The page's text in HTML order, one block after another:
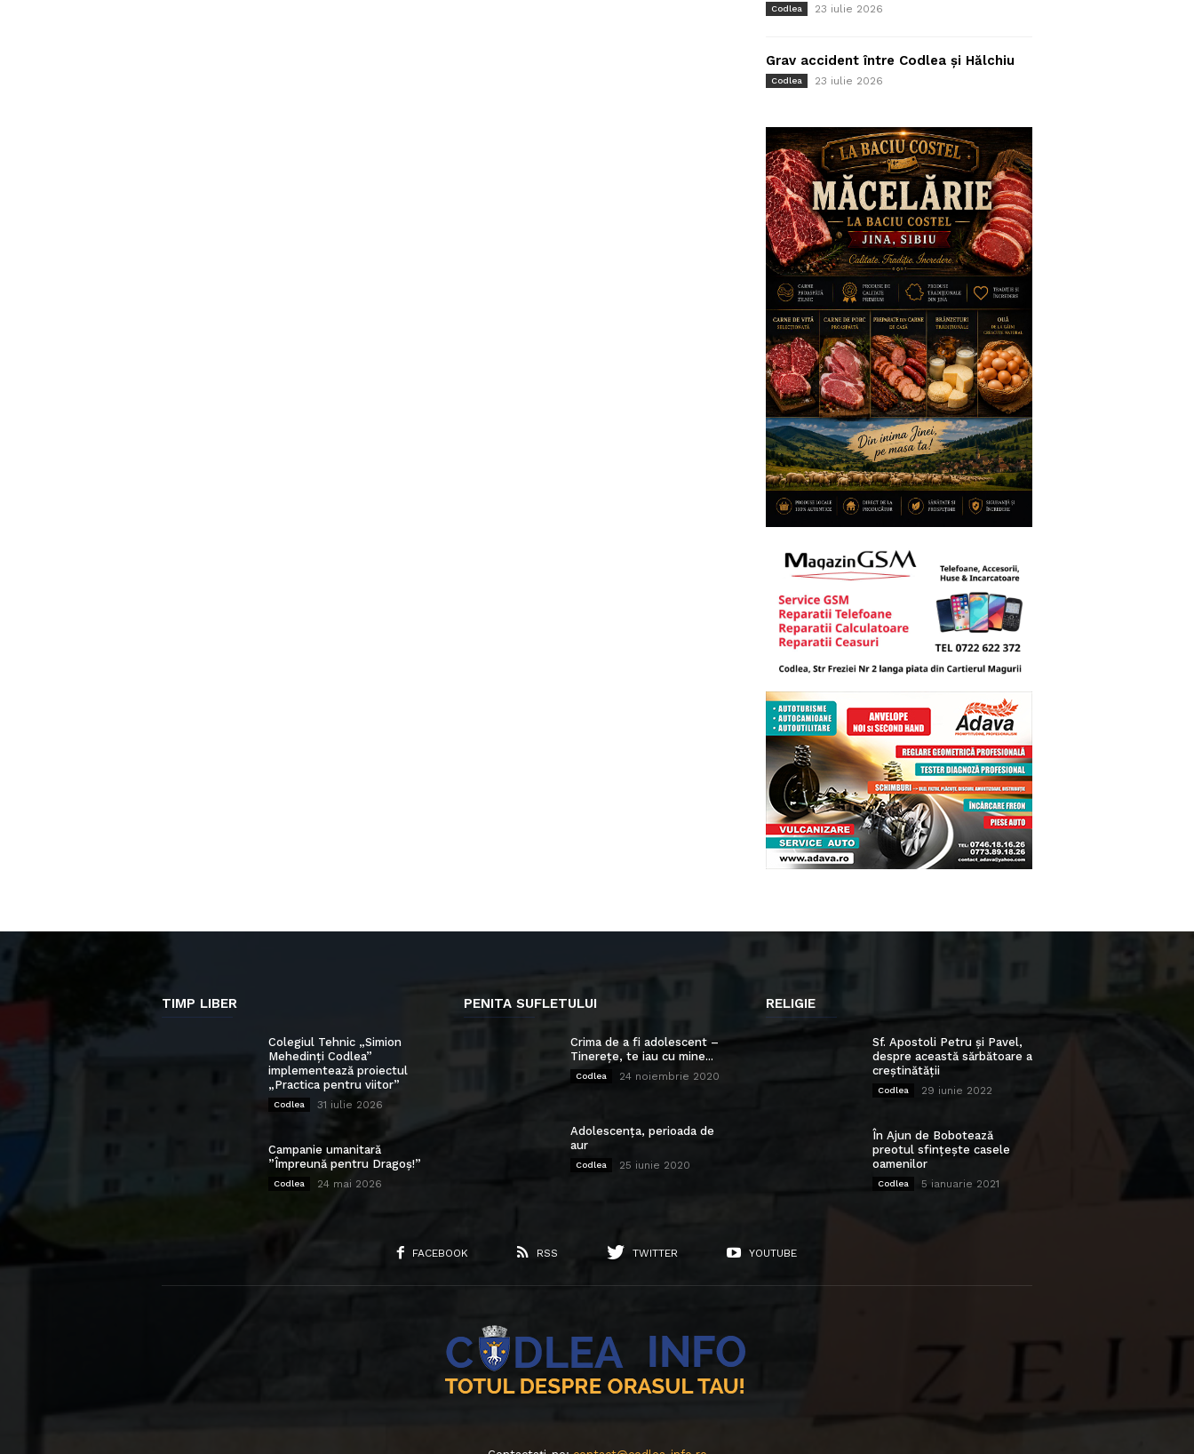
Codlea 23 iulie 2026
Grav accident între Codlea și Hălchiu
Codlea 23 iulie 2026
TIMP LIBER
Colegiul Tehnic „Simion
Mehedinți Codlea”
implementează proiectul
„Practica pentru viitor”
Codlea 31 iulie 2026
Campanie umanitară
”Împreună pentru Dragoș!”
Codlea 24 mai 2026
PENITA SUFLETULUI
Crima de a fi adolescent –
Tinerețe, te iau cu mine...
Codlea 24 noiembrie 2020
Adolescența, perioada de
aur
Codlea 25 iunie 2020
RELIGIE
Sf. Apostoli Petru și Pavel,
despre această sărbătoare a
creștinătății
Codlea 29 iunie 2022
În Ajun de Bobotează
preotul sfințește casele
oamenilor
Codlea 5 ianuarie 2021
FACEBOOK RSS TWITTER YOUTUBE